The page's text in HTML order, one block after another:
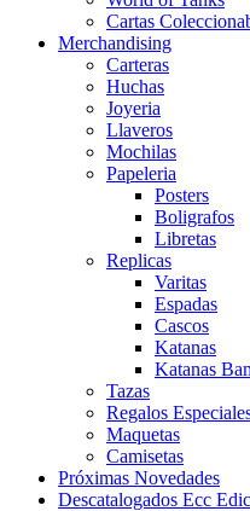
Cartas
Merchandising
Carteras
Huchas
Joyeria
Llaveros
Mochilas
Papeleria
Posters
Boligrafos
Libretas
Replicas
Varitas
Espadas
Cascos
Katanas
Katanas
Tazas
Regalos
Maquetas
Camisetas
Próximas Novedades
Descatalogados Ecc